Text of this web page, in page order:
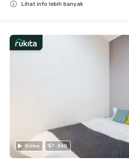
Lihat info lebih banyak
Video 360